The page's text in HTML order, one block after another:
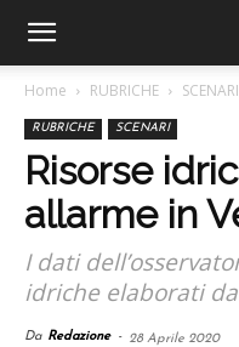
Home RUBRICHE SCENARI
RUBRICHE SCENARI
Risorse
allarme in
I dati
idriche elaborati
Da Redazione - 28 Aprile 2020